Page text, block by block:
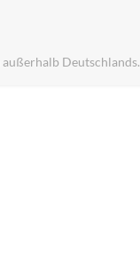
außerhalb Deutschlands.